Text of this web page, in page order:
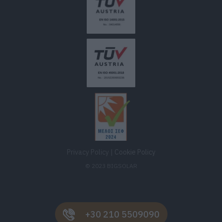
Cookie Policy
+30 210 5509090